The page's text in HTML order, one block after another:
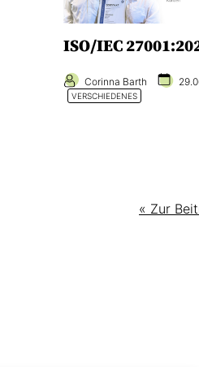
ISO/IEC
Corinna Barth
VERSCHIEDENES
« Zur